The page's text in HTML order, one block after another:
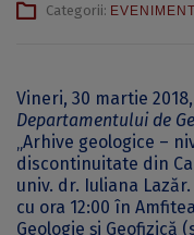
Categorii:
Vineri, 30 martie
Departamentului de
„Arhive geologice –
discontinuitate din
univ. dr. Iuliana
cu ora 12:00 în
Geologie și Geofizică